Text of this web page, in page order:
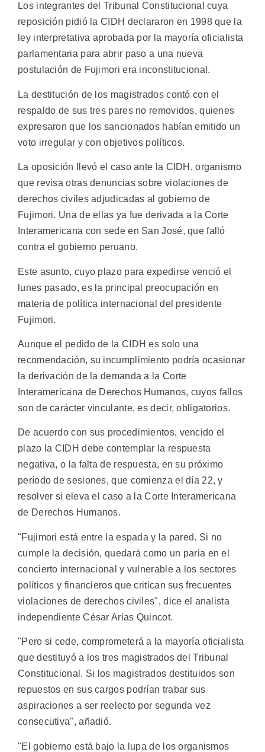
Los integrantes del Tribunal Constitucional cuya
reposición pidió la CIDH declararon en 1998 que la
ley interpretativa aprobada por la mayoría oficialista
parlamentaria para abrir paso a una nueva
postulación de Fujimori era inconstitucional.
La destitución de los magistrados contó con el
respaldo de sus tres pares no removidos, quienes
expresaron que los sancionados habían emitido un
voto irregular y con objetivos políticos.
La oposición llevó el caso ante la CIDH, organismo
que revisa otras denuncias sobre violaciones de
derechos civiles adjudicadas al gobierno de
Fujimori. Una de ellas ya fue derivada a la Corte
Interamericana con sede en San José, que falló
contra el gobierno peruano.
Este asunto, cuyo plazo para expedirse venció el
lunes pasado, es la principal preocupación en
materia de política internacional del presidente
Fujimori.
Aunque el pedido de la CIDH es solo una
recomendación, su incumplimiento podría ocasionar
la derivación de la demanda a la Corte
Interamericana de Derechos Humanos, cuyos fallos
son de carácter vinculante, es decir, obligatorios.
De acuerdo con sus procedimientos, vencido el
plazo la CIDH debe contemplar la respuesta
negativa, o la falta de respuesta, en su próximo
período de sesiones, que comienza el día 22, y
resolver si eleva el caso a la Corte Interamericana
de Derechos Humanos.
"Fujimori está entre la espada y la pared. Si no
cumple la decisión, quedará como un paria en el
concierto internacional y vulnerable a los sectores
políticos y financieros que critican sus frecuentes
violaciones de derechos civiles", dice el analista
independiente César Arias Quincot.
"Pero si cede, comprometerá a la mayoría oficialista
que destituyó a los tres magistrados del Tribunal
Constitucional. Si los magistrados destituidos son
repuestos en sus cargos podrían trabar sus
aspiraciones a ser reelecto por segunda vez
consecutiva", añadió.
"El gobierno está bajo la lupa de los organismos